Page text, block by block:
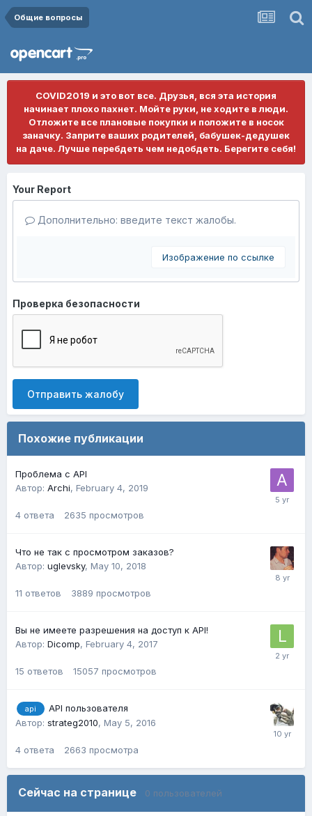
Общие вопросы
COVID2019 и это вот все. Друзья, вся эта история
начинает плохо пахнет. Мойте руки, не ходите в люди.
Отложите все плановые покупки и положите в носок
заначку. Заприте ваших родителей, бабушек-дедушек
на даче. Лучше перебдеть чем недобдеть. Берегите себя!
Your Report
Дополнительно: введите текст жалобы.
Изображение по ссылке
Проверка безопасности
Отправить жалобу
Похожие публикации
Проблема с API
Автор: Archi, February 4, 2019
4 ответа 2635 просмотров
Что не так с просмотром заказов?
Автор: uglevsky, May 10, 2018
11 ответов 3889 просмотров
Вы не имеете разрешения на доступ к API!
Автор: Dicomp, February 4, 2017
15 ответов 15057 просмотров
api
API пользователя
Автор: strateg2010, May 5, 2016
4 ответа 2663 просмотра
Сейчас на странице 0 пользователей